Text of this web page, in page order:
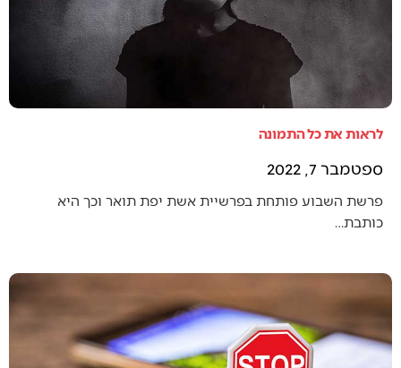
לראות את כל התמונה
ספטמבר 7, 2022
פרשת השבוע פותחת בפרשיית אשת יפת תואר וכך היא
כותבת…